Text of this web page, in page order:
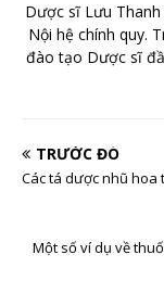
Dược sĩ Lưu
Nội hệ chính quy.
đào tạo Dược sĩ
TRƯỚC ĐÓ
Các tá dược nhũ hoa
Một số ví dụ về